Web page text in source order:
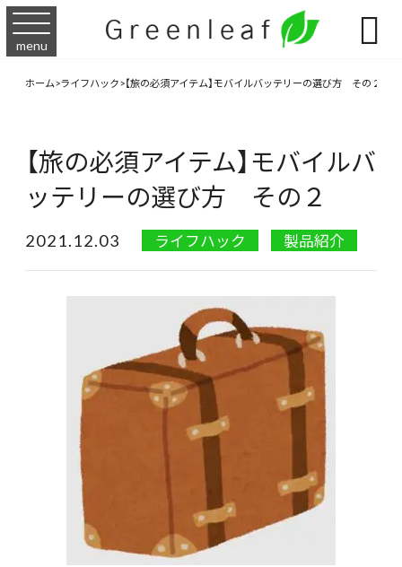
menu 
ホーム>ライフハック>【旅の必須アイテム】モバイルバッテリーの選び方 その２
【旅の必須アイテム】モバイルバ
ッテリーの選び方 その２
2021.12.03 ライフハック 製品紹介